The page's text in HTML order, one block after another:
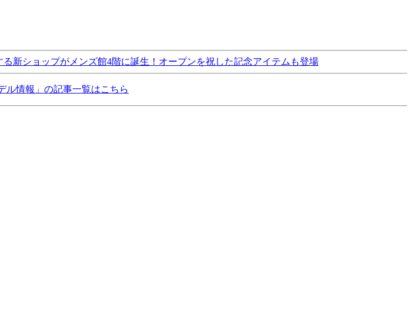
新ショップがメンズ館4階に誕生！オープンを祝した記念アイテムも登場
ル情報」の記事一覧はこちら